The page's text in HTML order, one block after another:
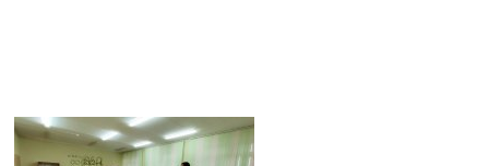
р